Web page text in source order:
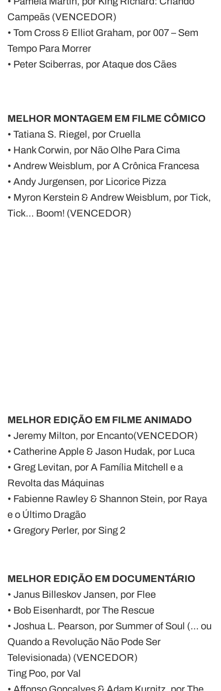
Campeãs (VENCEDOR)
• Tom Cross & Elliot Graham, por 007 – Sem
Tempo Para Morrer
• Peter Sciberras, por Ataque dos Cães
MELHOR MONTAGEM EM FILME CÔMICO
• Tatiana S. Riegel, por Cruella
• Hank Corwin, por Não Olhe Para Cima
• Andrew Weisblum, por A Crônica Francesa
• Andy Jurgensen, por Licorice Pizza
• Myron Kerstein & Andrew Weisblum, por Tick,
Tick… Boom! (VENCEDOR)
MELHOR EDIÇÃO EM FILME ANIMADO
• Jeremy Milton, por Encanto(VENCEDOR)
• Catherine Apple & Jason Hudak, por Luca
• Greg Levitan, por A Família Mitchell e a
Revolta das Máquinas
• Fabienne Rawley & Shannon Stein, por Raya
e o Último Dragão
• Gregory Perler, por Sing 2
MELHOR EDIÇÃO EM DOCUMENTÁRIO
• Janus Billeskov Jansen, por Flee
• Bob Eisenhardt, por The Rescue
• Joshua L. Pearson, por Summer of Soul (… ou
Quando a Revolução Não Pode Ser
Televisionada) (VENCEDOR)
Ting Poo, por Val